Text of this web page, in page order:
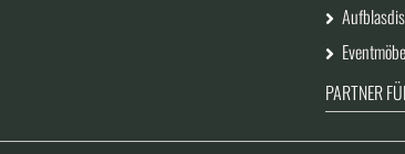
PARTNER